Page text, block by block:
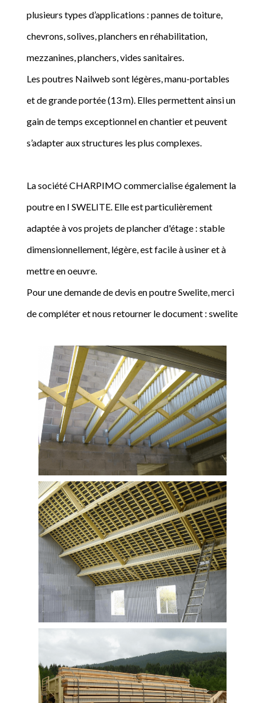
plusieurs types d’applications : pannes de toiture,
chevrons, solives, planchers en réhabilitation,
mezzanines, planchers, vides sanitaires.
Les poutres Nailweb sont légères, manu-portables
et de grande portée (13 m). Elles permettent ainsi un
gain de temps exceptionnel en chantier et peuvent
s’adapter aux structures les plus complexes.
La société CHARPIMO commercialise également la
poutre en I SWELITE. Elle est particulièrement
adaptée à vos projets de plancher d'étage : stable
dimensionnellement, légère, est facile à usiner et à
mettre en oeuvre.
Pour une demande de devis en poutre Swelite, merci
de compléter et nous retourner le document : swelite